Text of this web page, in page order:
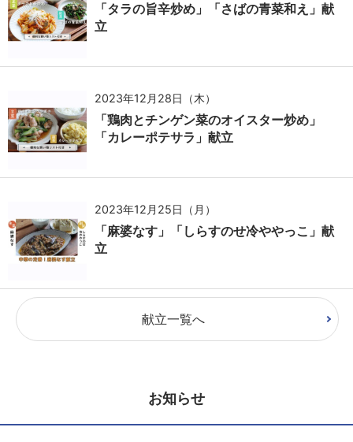
「タラの旨辛炒め」「さばの青菜和え」献
立
2023年12月28日（木）
「鶏肉とチンゲン菜のオイスター炒め」
「カレーポテサラ」献立
2023年12月25日（月）
「麻婆なす」「しらすのせ冷ややっこ」献
立
献立一覧へ
お知らせ